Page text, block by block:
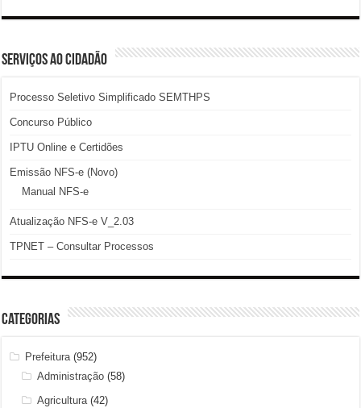
SERVIÇOS AO CIDADÃO
Processo Seletivo Simplificado SEMTHPS
Concurso Público
IPTU Online e Certidões
Emissão NFS-e (Novo)
Manual NFS-e
Atualização NFS-e V_2.03
TPNET – Consultar Processos
Categorias
Prefeitura(952)
Administração (58)
Agricultura(42)